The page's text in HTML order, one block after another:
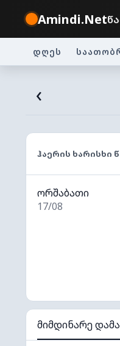
Amindi.Net
დღეს
‹
ᲰᲐᲔᲠᲘᲡ ᲮᲐᲠᲘᲡᲮᲘ
ორშაბათი
17/08
მიმდინარე